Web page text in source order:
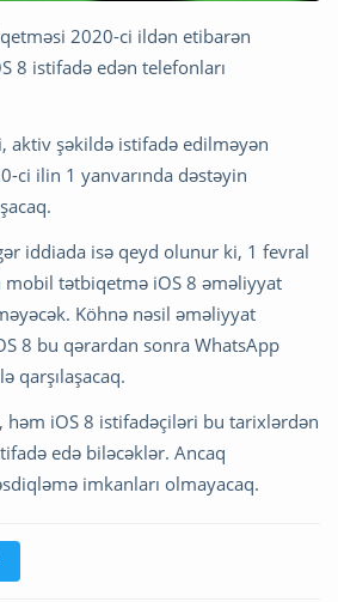
2020-ci ildən etibarən
8 istifadə edən telefonları
aktiv şəkildə istifadə edilməyən
ci ilin 1 yanvarında dəstəyin
iddiada isə qeyd olunur ki, 1 fevral
tətbiqetmə iOS 8 əməliyyat
Köhnə nəsil əməliyyat
8 bu qərardan sonra WhatsApp
qarşılaşacaq.
həm iOS 8 istifadəçiləri bu tarixlərdən
edə biləcəklər. Ancaq
imkanları olmayacaq.